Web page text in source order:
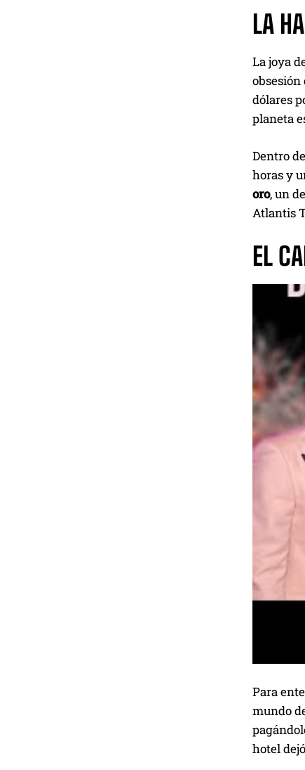
LA
La joya
dólares
planeta
Dentro
horas y
oro, un
Atlantis
EL
Para
mundo
hotel